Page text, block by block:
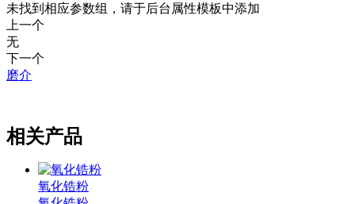
未找到相应参数组，请于后台属性模板中添加
上一个
无
下一个
磨介
相关产品
氧化锆粉